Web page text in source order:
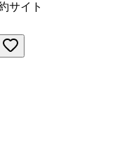
サイト